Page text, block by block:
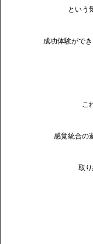
という
成功体験がで
こ
感覚統合の
取